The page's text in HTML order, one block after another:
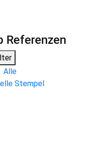
Referenzen
Alle
Stempel